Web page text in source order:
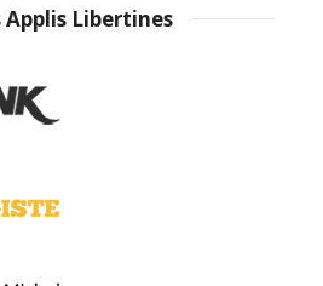
Applis Libertines